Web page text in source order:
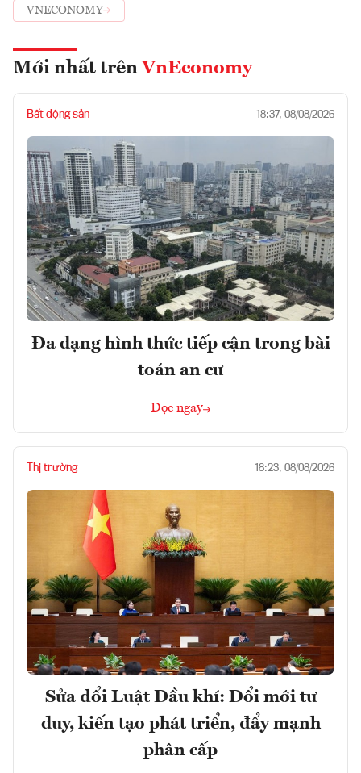
VNECONOMY
Mới nhất trên VnEconomy
Bất động sản 18:37, 08/08/2026
Đa dạng hình thức tiếp cận trong bài
toán an cư
Đọc ngay
Thị trường 18:23, 08/08/2026
Sửa đổi Luật Dầu khí: Đổi mới tư
duy, kiến tạo phát triển, đẩy mạnh
phân cấp